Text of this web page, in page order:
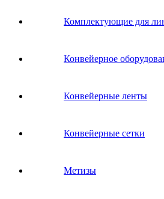
Комплектующие для
Конвейерное
Конвейерные ленты
Конвейерные сетки
Метизы